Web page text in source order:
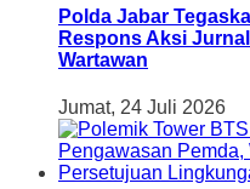
Polda Jabar
Respons Aksi
Wartawan
Jumat, 24 Juli 2026